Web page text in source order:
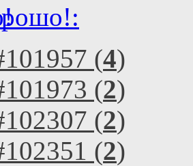
(4)
(2)
(2)
(2)